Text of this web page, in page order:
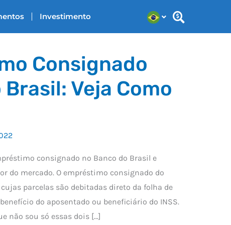
Investimento
Consignado
Brasil: Veja Como
consignado no Banco do Brasil e
do mercado. O empréstimo consignado do
parcelas são debitadas direto da folha de
do aposentado ou beneficiário do INSS.
não sou só essas dois […]